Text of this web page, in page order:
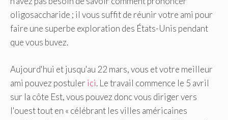
oligosaccharide ; il vous suffit de réunir votre ami pour
faire une superbe exploration des États-Unis pendant
que vous buvez.
Aujourd'hui et jusqu'au 22 mars, vous et votre meilleur
ami pouvez postuler ici. Le travail commence le 5 avril
sur la côte Est, vous pouvez donc vous diriger vers
l'ouest tout en « célébrant les villes américaines